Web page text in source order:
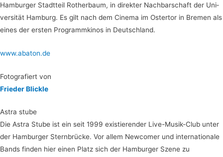
Ham­bur­ger Stadt­teil Rother­baum, in direk­ter Nach­bar­schaft der Uni­
ver­si­tät Ham­burg. Es gilt nach dem Cine­ma im Oster­tor in Bre­men als
eines der ers­ten Pro­gramm­ki­nos in Deutschland.
www.abaton.de
Foto­gra­fiert von
Frie­der Blickle
Astra stu­be
Die Astra Stu­be ist ein seit 1999 exis­tie­ren­der Live-Musik-Club unter
der Ham­bur­ger Stern­brü­cke. Vor allem New­co­mer und inter­na­tio­na­le
Bands fin­den hier einen Platz sich der Ham­bur­ger Sze­ne zu